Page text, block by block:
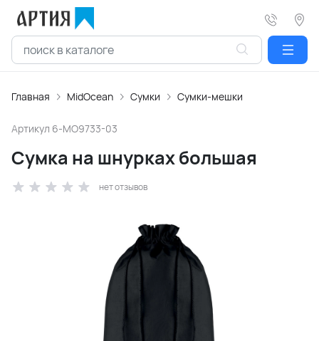
Главная MidOcean Сумки Сумки-мешки
Артикул 6-MO9733-03
Сумка на шнурках большая
нет отзывов